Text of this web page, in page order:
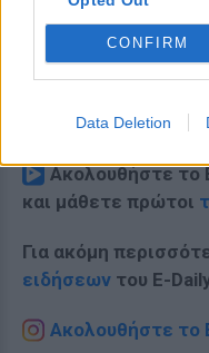
CONFIRM
Data Deletion
Ακολουθήστε το
και μάθετε πρώτοι
Για ακόμη
ειδήσεων του E-
Ακολουθήστε το